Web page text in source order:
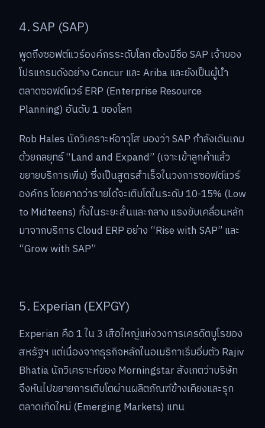
4. SAP (SAP)
พูดถึงซอฟต์แวร์องค์กรระดับโลก ต้องมีชื่อ SAP เจ้าของ
โปรแกรมดังอย่าง Concur และ Ariba และยังเป็นผู้นำ
ตลาดซอฟต์แวร์ ERP (Enterprise Resource
Planning) อันดับ 1 ของโลก
Rob Hales นักวิเคราะห์อาวุโส มองว่า SAP กำลังเดินเกม
ด้วยกลยุทธ์ “Land and Expand” (เจาะเข้าลูกค้าแล้ว
ขยายบริการเพิ่ม) ซึ่งเป็นสูตรสำเร็จในวงการซอฟต์แวร์
องค์กร โดยคาดว่ารายได้จะเติบโตในระดับ 10-15% (Low
to Midteens) ทั้งในระยะสั้นและกลาง แรงขับเคลื่อนหลัก
มาจากบริการ Cloud ERP อย่าง “Rise with SAP” และ
“Grow with SAP”
5. Experian (EXPGY)
Experian คือ 1 ใน 3 เสือใหญ่แห่งวงการเครดิตบูโรของ
สหรัฐฯ แต่เนื่องจากธุรกิจหลักในอเมริกาเริ่มอิ่มตัว Rajiv
Bhatia นักวิเคราะห์ของ Morningstar สังเกตว่าบริษัท
จึงหันไปขยายการเติบโตผ่านผลิตภัณฑ์ข้างเคียงและรุก
ตลาดเกิดใหม่ (Emerging Markets) แทน